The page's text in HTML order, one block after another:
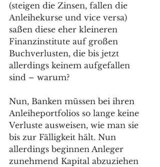
(steigen die Zinsen, fallen die
Anleihekurse und vice versa)
saßen diese eher kleineren
Finanzinstitute auf großen
Buchverlusten, die bis jetzt
allerdings keinem aufgefallen
sind – warum?
Nun, Banken müssen bei ihren
Anleiheportfolios so lange keine
Verluste ausweisen, wie man sie
bis zur Fälligkeit hält. Nun
allerdings beginnen Anleger
zunehmend Kapital abzuziehen